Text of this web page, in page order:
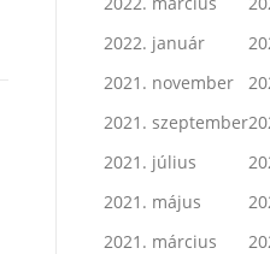
2022. január
2021. november
2021. szeptember
2021. július
2021. május
2021. március